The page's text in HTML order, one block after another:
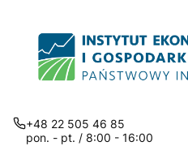
+48 22 505 46 85
pon. - pt. / 8:00 - 16:00